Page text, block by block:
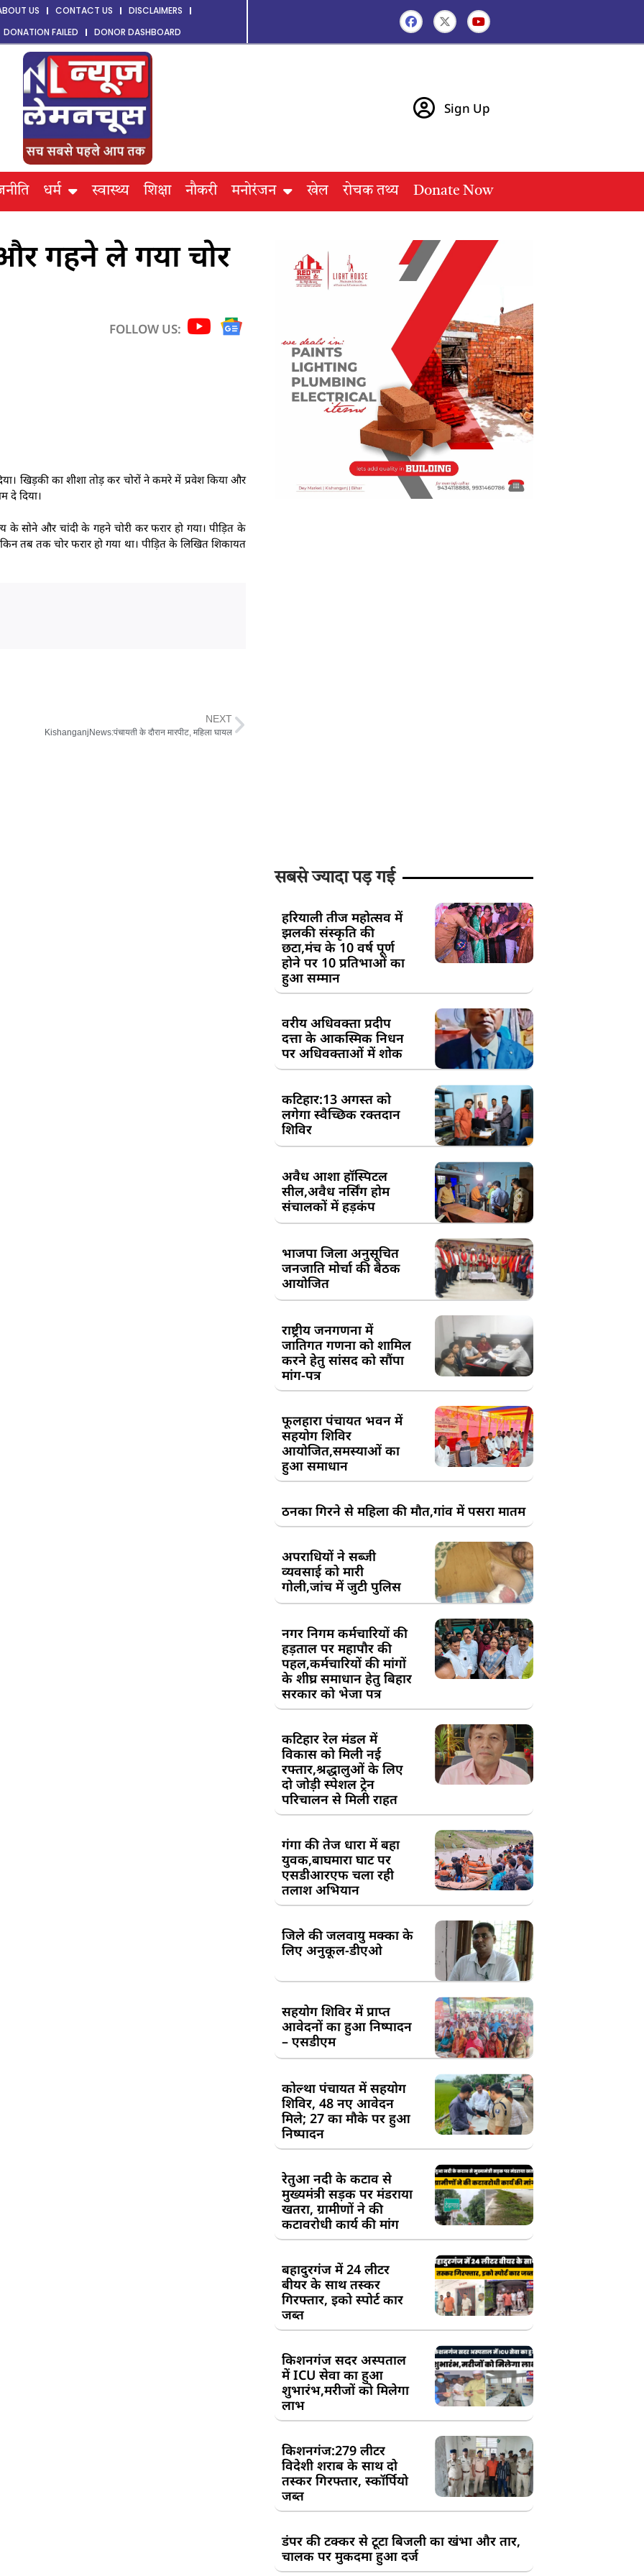
US CONTACT US
DISCLAIMERS
DONATION FAILED DONOR DASHBOARD
Sign Up
धर्म स्वास्थ्य शिक्षा नौकरी मनोरंजन खेल रोचक तथ्य Donate Now
गहने ले गया चोर
FOLLOW US:
खिड़की का शीशा तोड़ कर चोरों ने कमरे में प्रवेश किया और
दे दिया।
और चांदी के गहने चोरी कर फरार हो गया। पीड़ित के
तब तक चोर फरार हो गया था। पीड़ित के लिखित शिकायत
NEXT
KishanganjNews:पंचायती के दौरान मारपीट, महिला घायल
सबसे ज्यादा पड़ गई
हरियाली तीज महोत्सव में
झलकी संस्कृति की
छटा,मंच के 10 वर्ष पूर्ण
होने पर 10 प्रतिभाओं का
हुआ सम्मान
वरीय अधिवक्ता प्रदीप
दत्ता के आकस्मिक निधन
पर अधिवक्ताओं में शोक
कटिहार:13 अगस्त को
लगेगा स्वैच्छिक रक्तदान
शिविर
अवैध आशा हॉस्पिटल
सील,अवैध नर्सिंग होम
संचालकों में हड़कंप
भाजपा जिला अनुसूचित
जनजाति मोर्चा की बैठक
आयोजित
राष्ट्रीय जनगणना में
जातिगत गणना को शामिल
करने हेतु सांसद को सौंपा
मांग-पत्र
फूलहारा पंचायत भवन में
सहयोग शिविर
आयोजित,समस्याओं का
हुआ समाधान
ठनका गिरने से महिला की मौत,गांव में पसरा मातम
अपराधियों ने सब्जी
व्यवसाई को मारी
गोली,जांच में जुटी पुलिस
नगर निगम कर्मचारियों की
हड़ताल पर महापौर की
पहल,कर्मचारियों की मांगों
के शीघ्र समाधान हेतु बिहार
सरकार को भेजा पत्र
कटिहार रेल मंडल में
विकास को मिली नई
रफ्तार,श्रद्धालुओं के लिए
दो जोड़ी स्पेशल ट्रेन
परिचालन से मिली राहत
गंगा की तेज धारा में बहा
युवक,बाघमारा घाट पर
एसडीआरएफ चला रही
तलाश अभियान
जिले की जलवायु मक्का के
लिए अनुकूल-डीएओ
सहयोग शिविर में प्राप्त
आवेदनों का हुआ निष्पादन
– एसडीएम
कोल्था पंचायत में सहयोग
शिविर, 48 नए आवेदन
मिले; 27 का मौके पर हुआ
निष्पादन
रेतुआ नदी के कटाव से
मुख्यमंत्री सड़क पर मंडराया
खतरा, ग्रामीणों ने की
कटावरोधी कार्य की मांग
बहादुरगंज में 24 लीटर
बीयर के साथ तस्कर
गिरफ्तार, इको स्पोर्ट कार
जब्त
किशनगंज सदर अस्पताल
में ICU सेवा का हुआ
शुभारंभ,मरीजों को मिलेगा
लाभ
किशनगंज:279 लीटर
विदेशी शराब के साथ दो
तस्कर गिरफ्तार, स्कॉर्पियो
जब्त
डंपर की टक्कर से टूटा बिजली का खंभा और तार,
चालक पर मुकदमा हुआ दर्ज